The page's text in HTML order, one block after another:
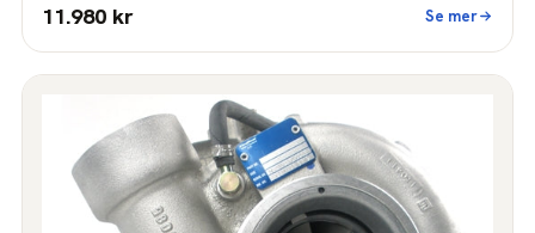
11.980 kr Se mer